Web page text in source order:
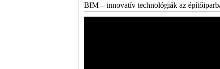
BIM – innovatív technológiák az